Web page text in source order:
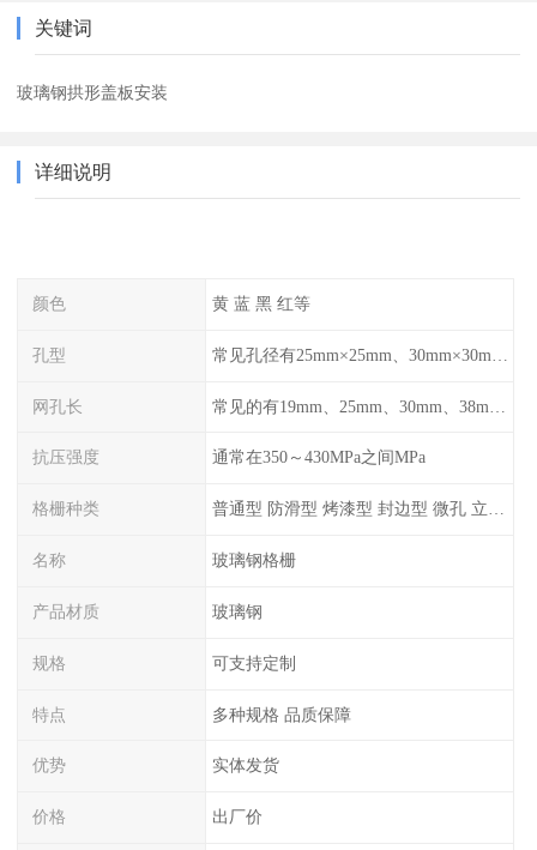
关键词
玻璃钢拱形盖板安装
详细说明
颜色 黄 蓝 黑 红等
孔型
网孔长
抗压强度 通常在350～430MPa之间MPa
格栅种类 普通型 防滑型 ‌烤漆型 封边型 ‌微孔 立体 加砂覆面型 平面型
名称 玻璃钢格栅
产品材质 玻璃钢
规格 可支持定制
特点 多种规格 品质保障
优势 实体发货
价格 出厂价